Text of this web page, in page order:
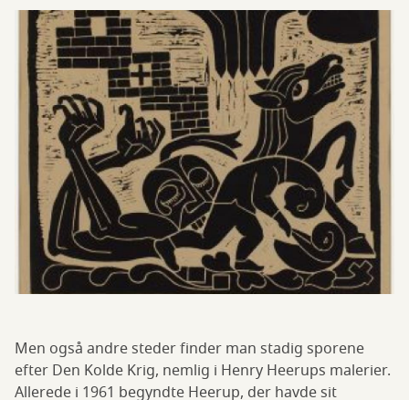
Men også andre steder finder man stadig sporene
efter Den Kolde Krig, nemlig i Henry Heerups malerier.
Allerede i 1961 begyndte Heerup, der havde sit